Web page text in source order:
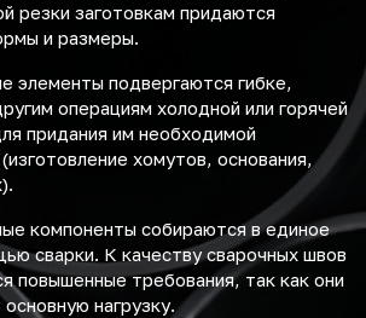
резки заготовкам придаются
и размеры.
элементы подвергаются гибке,
операциям холодной или горячей
придания им необходимой
хомутов, основания,
компоненты собираются в единое
сварки. К качеству сварочных швов
повышенные требования, так как они
нагрузку.